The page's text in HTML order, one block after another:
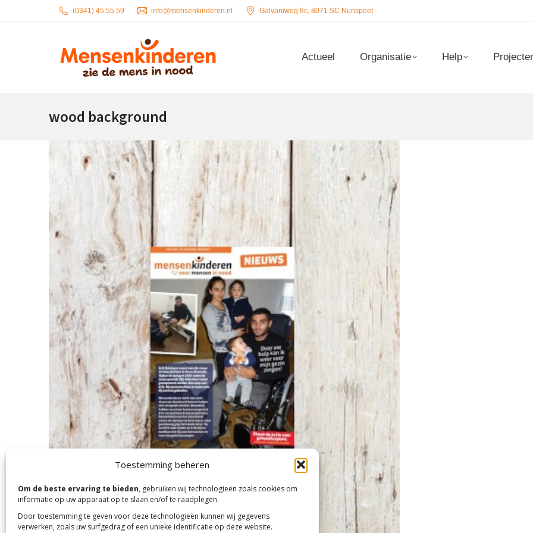
Toestemming beheren
Om de beste ervaring te bieden, gebruiken wij technologieën zoals cookies om
informatie op uw apparaat op te slaan en/of te raadplegen.
Door toestemming te geven voor deze technologieën kunnen wij gegevens
verwerken, zoals uw surfgedrag of een unieke identificatie op deze website.
(0341) 45 55 59 info@mensenkinderen.nl Galvaniweg 8c, 8071 SC Nunspeet
Actueel Organisatie Help
wood background
Actueel Organisatie Help